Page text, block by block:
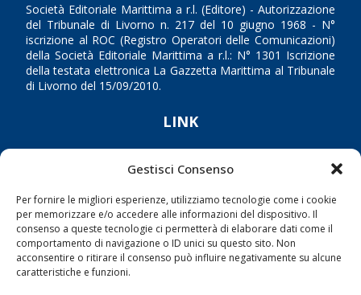
Gestisci Consenso
Per fornire le migliori esperienze, utilizziamo tecnologie come i cookie
per memorizzare e/o accedere alle informazioni del dispositivo. Il
consenso a queste tecnologie ci permetterà di elaborare dati come il
comportamento di navigazione o ID unici su questo sito. Non
acconsentire o ritirare il consenso può influire negativamente su alcune
caratteristiche e funzioni.
Società Editoriale Marittima a r.l. (Editore) - Autorizzazione
del Tribunale di Livorno n. 217 del 10 giugno 1968 - N°
iscrizione al ROC (Registro Operatori delle Comunicazioni)
della Società Editoriale Marittima a r.l.: N° 1301 Iscrizione
della testata elettronica La Gazzetta Marittima al Tribunale
di Livorno del 15/09/2010.
LINK
Shipping
Trasporti
Varie
Sostenibilità
Compagnie di Navigazione